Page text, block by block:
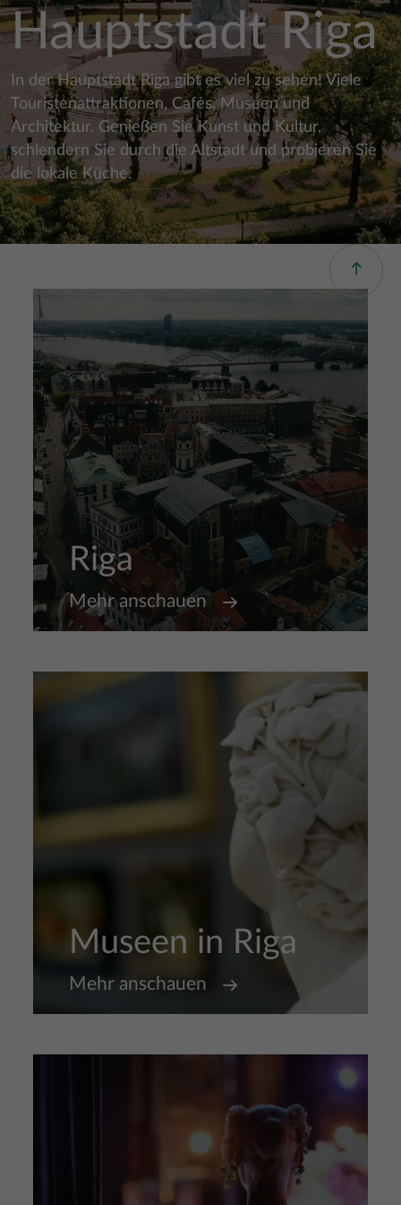
Hauptstadt Riga
In der Hauptstadt Riga gibt es viel zu sehen! Viele
Touristenattraktionen, Cafés, Museen und
Architektur. Genießen Sie Kunst und Kultur,
schlendern Sie durch die Altstadt und probieren Sie
die lokale Küche.
Riga
Mehr anschauen
Museen in Riga
Mehr anschauen